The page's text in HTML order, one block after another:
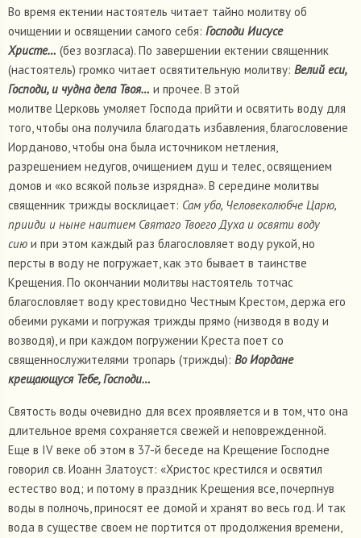
Во время ектении настоятель читает тайно молитву об
очищении и освящении самого себя: Господи Иисусе
Христе… (без возгласа). По завершении ектении священник
(настоятель) громко читает освятительную молитву: Велий еси,
Господи, и чудна дела Твоя… и прочее. В этой
молитве Церковь умоляет Господа прийти и освятить воду для
того, чтобы она получила благодать избавления, благословение
Иорданово, чтобы она была источником нетления,
разрешением недугов, очищением душ и телес, освящением
домов и «ко всякой пользе изрядна». В середине молитвы
священник трижды восклицает: Сам убо, Человеколюбче Царю,
прииди и ныне наитием Святаго Твоего Духа и освяти воду
сию и при этом каждый раз благословляет воду рукой, но
персты в воду не погружает, как это бывает в таинстве
Крещения. По окончании молитвы настоятель тотчас
благословляет воду крестовидно Честным Крестом, держа его
обеими руками и погружая трижды прямо (низводя в воду и
возводя), и при каждом погружении Креста поет со
священнослужителями тропарь (трижды): Во Иордане
крещающуся Тебе, Господи…
Святость воды очевидно для всех проявляется и в том, что она
длительное время сохраняется свежей и неповрежденной.
Еще в IV веке об этом в 37-й беседе на Крещение Господне
говорил св. Иоанн Златоуст: «Христос крестился и освятил
естество вод; и потому в праздник Крещения все, почерпнув
воды в полночь, приносят ее домой и хранят во весь год. И так
вода в существе своем не портится от продолжения времени,